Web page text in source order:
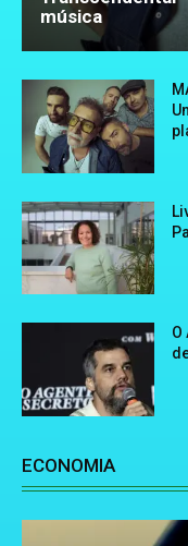
música
O
ECONOMIA